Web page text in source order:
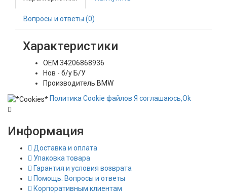
Вопросы и ответы (0)
Характеристики
OEM 34206868936
Нов - б/у Б/У
Производитель BMW
ПолитикаСookie файлов Я соглашаюсь,Ok
Информация
Доставка и оплата
Упаковка товара
Гарантия и условия возврата
Помощь. Вопросы и ответы
Корпоративным клиентам